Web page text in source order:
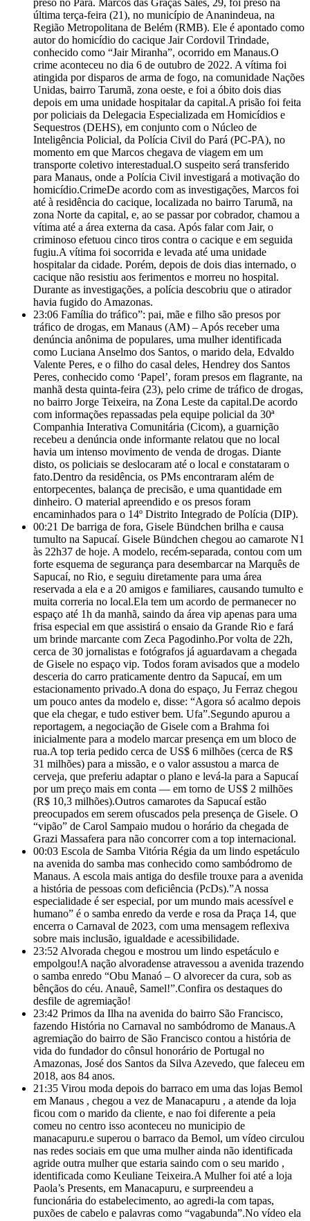
preso no Pará. Marcos das Graças Sales, 29, foi preso na
última terça-feira (21), no município de Ananindeua, na
Região Metropolitana de Belém (RMB). Ele é apontado como
autor do homicídio do cacique Jair Cordovil Trindade,
conhecido como “Jair Miranha”, ocorrido em Manaus.O
crime aconteceu no dia 6 de outubro de 2022. A vítima foi
atingida por disparos de arma de fogo, na comunidade Nações
Unidas, bairro Tarumã, zona oeste, e foi a óbito dois dias
depois em uma unidade hospitalar da capital.A prisão foi feita
por policiais da Delegacia Especializada em Homicídios e
Sequestros (DEHS), em conjunto com o Núcleo de
Inteligência Policial, da Polícia Civil do Pará (PC-PA), no
momento em que Marcos chegava de viagem em um
transporte coletivo interestadual.O suspeito será transferido
para Manaus, onde a Polícia Civil investigará a motivação do
homicídio.CrimeDe acordo com as investigações, Marcos foi
até à residência do cacique, localizada no bairro Tarumã, na
zona Norte da capital, e, ao se passar por cobrador, chamou a
vítima até a área externa da casa. Após falar com Jair, o
criminoso efetuou cinco tiros contra o cacique e em seguida
fugiu.A vítima foi socorrida e levada até uma unidade
hospitalar da cidade. Porém, depois de dois dias internado, o
cacique não resistiu aos ferimentos e morreu no hospital.
Durante as investigações, a polícia descobriu que o atirador
havia fugido do Amazonas.
23:06 Família do tráfico”: pai, mãe e filho são presos por
tráfico de drogas, em Manaus (AM) – Após receber uma
denúncia anônima de populares, uma mulher identificada
como Luciana Anselmo dos Santos, o marido dela, Edvaldo
Valente Peres, e o filho do casal deles, Hendrey dos Santos
Peres, conhecido como ‘Papel’, foram presos em flagrante, na
manhã desta quinta-feira (23), pelo crime de tráfico de drogas,
no bairro Jorge Teixeira, na Zona Leste da capital.De acordo
com informações repassadas pela equipe policial da 30ª
Companhia Interativa Comunitária (Cicom), a guarnição
recebeu a denúncia onde informante relatou que no local
havia um intenso movimento de venda de drogas. Diante
disto, os policiais se deslocaram até o local e constataram o
fato.Dentro da residência, os PMs encontraram além de
entorpecentes, balança de precisão, e uma quantidade em
dinheiro. O material apreendido e os presos foram
encaminhados para o 14º Distrito Integrado de Polícia (DIP).
00:21 De barriga de fora, Gisele Bündchen brilha e causa
tumulto na Sapucaí. Gisele Bündchen chegou ao camarote N1
às 22h37 de hoje. A modelo, recém-separada, contou com um
forte esquema de segurança para desembarcar na Marquês de
Sapucaí, no Rio, e seguiu diretamente para uma área
reservada a ela e a 20 amigos e familiares, causando tumulto e
muita correria no local.Ela tem um acordo de permanecer no
espaço até 1h da manhã, saindo da área vip apenas para uma
frisa especial em que assistirá o ensaio da Grande Rio e fará
um brinde marcante com Zeca Pagodinho.Por volta de 22h,
cerca de 30 jornalistas e fotógrafos já aguardavam a chegada
de Gisele no espaço vip. Todos foram avisados que a modelo
desceria do carro praticamente dentro da Sapucaí, em um
estacionamento privado.A dona do espaço, Ju Ferraz chegou
um pouco antes da modelo e, disse: “Agora só acalmo depois
que ela chegar, e tudo estiver bem. Ufa”.Segundo apurou a
reportagem, a negociação de Gisele com a Brahma foi
inicialmente para a modelo marcar presença em um bloco de
rua.A top teria pedido cerca de US$ 6 milhões (cerca de R$
31 milhões) para a missão, e o valor assustou a marca de
cerveja, que preferiu adaptar o plano e levá-la para a Sapucaí
por um preço mais em conta — em torno de US$ 2 milhões
(R$ 10,3 milhões).Outros camarotes da Sapucaí estão
preocupados em serem ofuscados pela presença de Gisele. O
“vipão” de Carol Sampaio mudou o horário da chegada de
Grazi Massafera para não concorrer com a top internacional.
00:03 Escola de Samba Vitória Régia da um lindo espetáculo
na avenida do samba mas conhecido como sambódromo de
Manaus. A escola mais antiga do desfile trouxe para a avenida
a história de pessoas com deficiência (PcDs).”A nossa
especialidade é ser especial, por um mundo mais acessível e
humano” é o samba enredo da verde e rosa da Praça 14, que
encerra o Carnaval de 2023, com uma mensagem reflexiva
sobre mais inclusão, igualdade e acessibilidade.
23:52 Alvorada chegou e mostrou um lindo espetáculo e
empolgou!A nação alvoradense atravessou a avenida trazendo
o samba enredo “Obu Manaó – O alvorecer da cura, sob as
bênçãos do céu. Anauê, Samel!”.Confira os destaques do
desfile de agremiação!
23:42 Primos da Ilha na avenida do bairro São Francisco,
fazendo História no Carnaval no sambódromo de Manaus.A
agremiação do bairro de São Francisco contou a história de
vida do fundador do cônsul honorário de Portugal no
Amazonas, José dos Santos da Silva Azevedo, que faleceu em
2018, aos 84 anos.
21:35 Virou moda depois do barraco em uma das lojas Bemol
em Manaus , chegou a vez de Manacapuru , a atende da loja
ficou com o marido da cliente, e nao foi diferente a peia
comeu no centro isso aconteceu no municipio de
manacapuru.e superou o barraco da Bemol, um vídeo circulou
nas redes sociais em que uma mulher ainda não identificada
agride outra mulher que estaria saindo com o seu marido ,
identificada como Keuliane Teixeira.A Mulher foi até a loja
Paola’s Presents, em Manacapuru, e surpreendeu a
funcionária do estabelecimento, ao agredi-la com tapas,
puxões de cabelo e palavras como “vagabunda”.No vídeo ela